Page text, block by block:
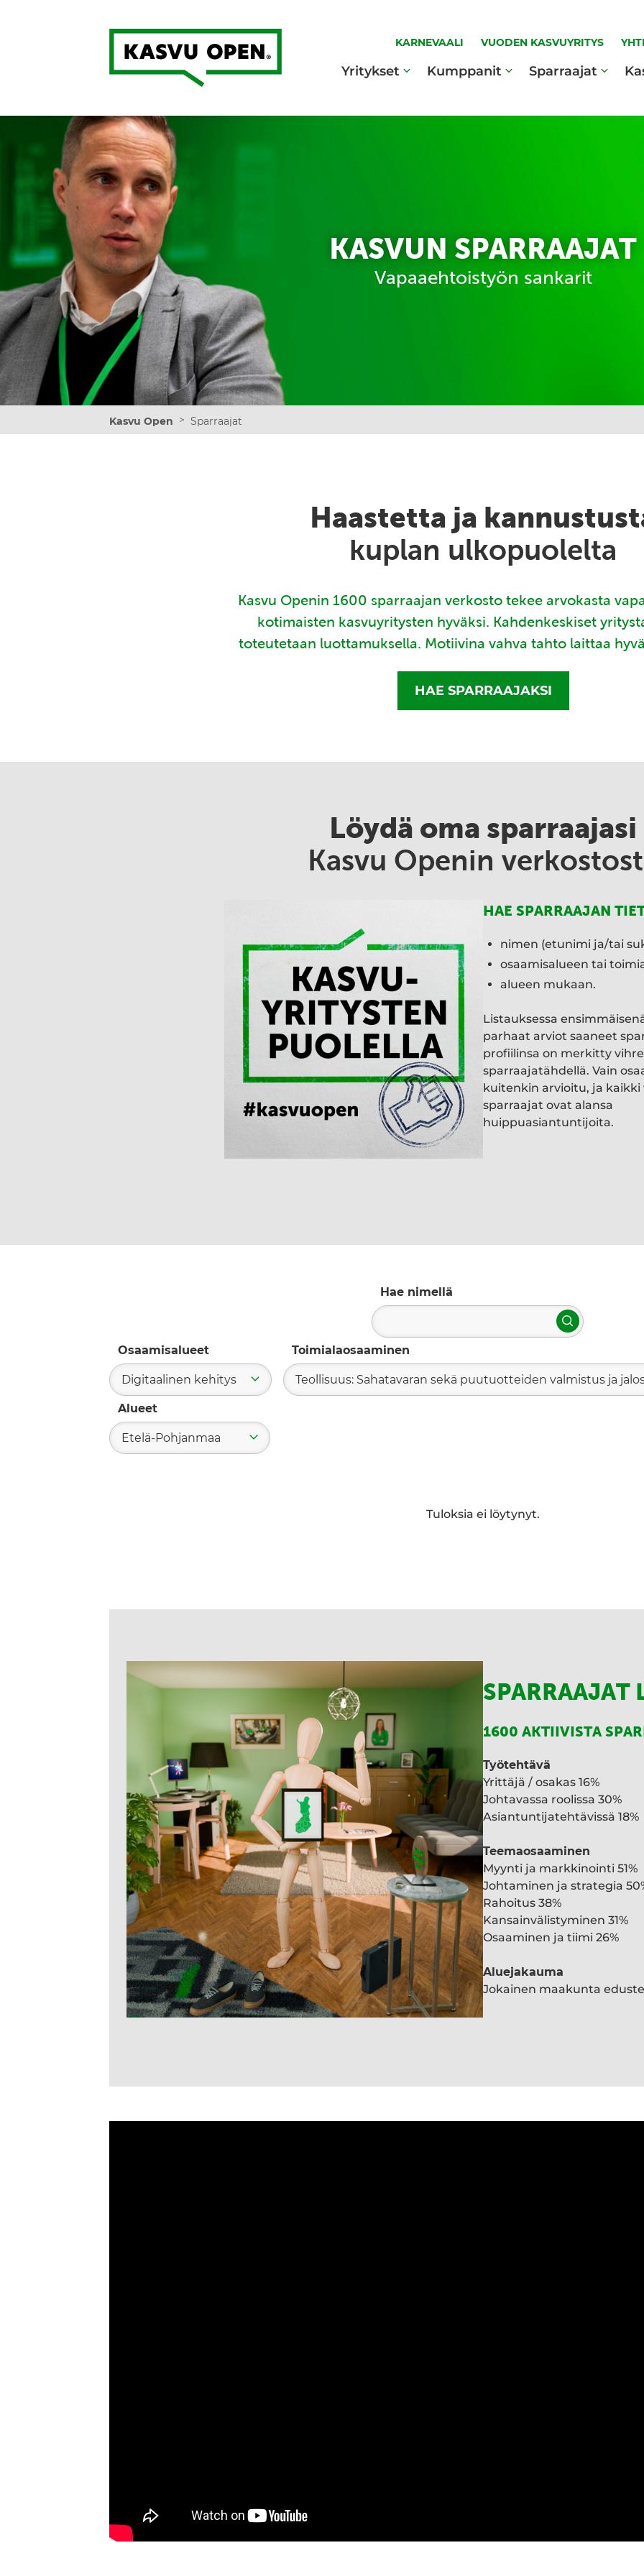
Kasvu Open
KARNEVAALI VUODEN KASVUYRITYS
Yritykset Kumppanit Sparraajat
KASVUN SPARRAAJAT
Vapaaehtoistyön sankarit
Kasvu Open > Sparraajat
Haastetta ja
kuplan ulkopuolelta
Kasvu Openin 1600 sparraajan verkosto tekee arvokasta
kotimaisten kasvuyritysten hyväksi. Kahdenkeskiset
toteutetaan luottamuksella. Motiivina vahva tahto laittaa
HAE SPARRAAJAKSI
Löydä oma sparraajasi
Kasvu Openin
HAE SPARRAAJAN
nimen (etunimi ja/tai
osaamisalueen tai
alueen mukaan.
Listauksessa
parhaat arviot saaneet
profiilinsa on merkitty
sparraajatähdellä. Vain
kuitenkin arvioitu, ja
sparraajat ovat alansa
huippuasiantuntijoita.
Hae nimellä
Hae
Osaamisalueet
Digitaalinen kehitys
Toimialaosaaminen
Teollisuus: Sahatavaran sekä puutuotteiden valmistus ja
Alueet
Etelä-Pohjanmaa
Tuloksia ei löytynyt.
SPARRAAJAT
1600 AKTIIVISTA
Työtehtävä
Yrittäjä / osakas 16%
Johtavassa roolissa 30%
Asiantuntijatehtävissä 18%
Teemaosaaminen
Myynti ja markkinointi 51%
Johtaminen ja strategia
Rahoitus 38%
Kansainvälistyminen 31%
Osaaminen ja tiimi 26%
Aluejakauma
Jokainen maakunta